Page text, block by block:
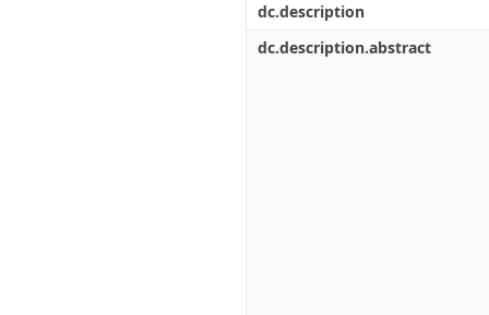
dc.description
dc.description.abstract